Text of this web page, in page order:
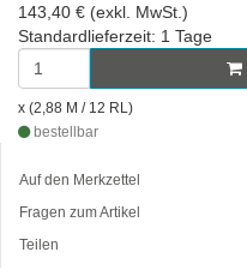
143,40 € (exkl. MwSt.)
Standardlieferzeit: 1 Tage
x (2,88 M / 12 RL)
bestellbar
Auf den Merkzettel
Fragen zum Artikel
Teilen